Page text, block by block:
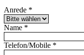
Anrede *
Name *
Telefon/Mobile *